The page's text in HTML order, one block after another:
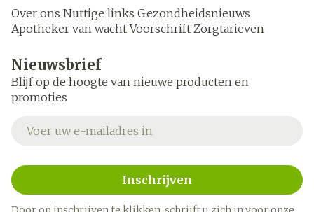
Over ons Nuttige links Gezondheidsnieuws
Apotheker van wacht Voorschrift Zorgtarieven
Nieuwsbrief
Blijf op de hoogte van nieuwe producten en
promoties
Inschrijven